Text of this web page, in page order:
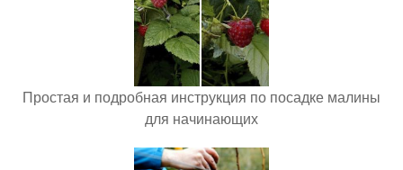
Простая и подробная инструкция по посадке малины
для начинающих